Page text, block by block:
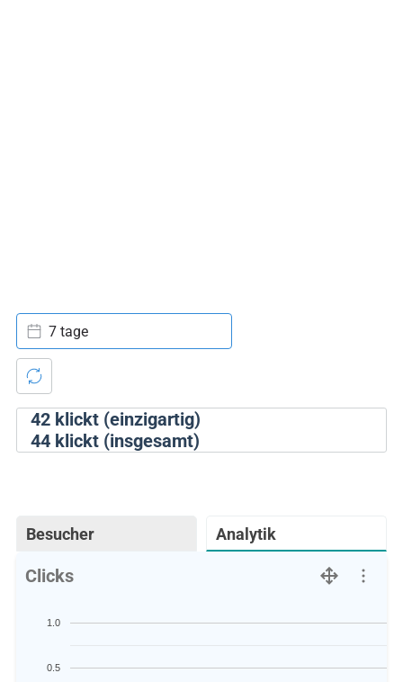
42klickt (einzigartig)
44klickt (insgesamt)
7 tage
Besucher Analytik
Clicks
0.5
1.0